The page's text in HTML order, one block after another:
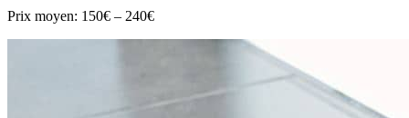
Prix moyen: 150€ – 240€